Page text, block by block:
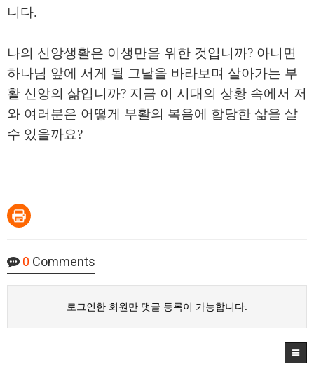
니다.
나의 신앙생활은 이생만을 위한 것입니까? 아니면
하나님 앞에 서게 될 그날을 바라보며 살아가는 부
활 신앙의 삶입니까? 지금 이 시대의 상황 속에서 저
와 여러분은 어떻게 부활의 복음에 합당한 삶을 살
수 있을까요?
0 Comments
로그인한 회원만 댓글 등록이 가능합니다.